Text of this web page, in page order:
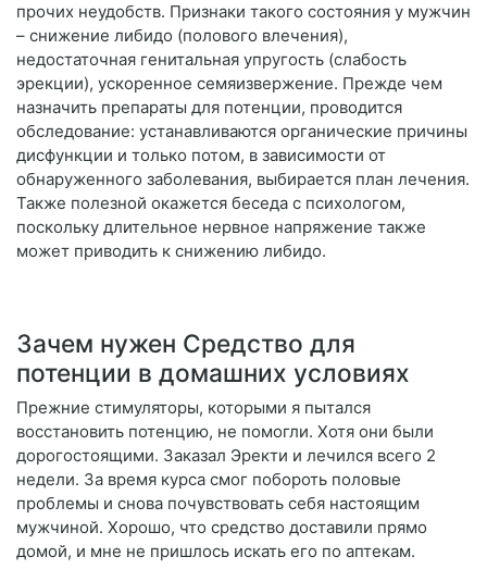
прочих неудобств. Признаки такого состояния у мужчин
– снижение либидо (полового влечения),
недостаточная генитальная упругость (слабость
эрекции), ускоренное семяизвержение. Прежде чем
назначить препараты для потенции, проводится
обследование: устанавливаются органические причины
дисфункции и только потом, в зависимости от
обнаруженного заболевания, выбирается план лечения.
Также полезной окажется беседа с психологом,
поскольку длительное нервное напряжение также
может приводить к снижению либидо.
Зачем нужен Средство для
потенции в домашних условиях
Прежние стимуляторы, которыми я пытался
восстановить потенцию, не помогли. Хотя они были
дорогостоящими. Заказал Эректи и лечился всего 2
недели. За время курса смог побороть половые
проблемы и снова почувствовать себя настоящим
мужчиной. Хорошо, что средство доставили прямо
домой, и мне не пришлось искать его по аптекам.